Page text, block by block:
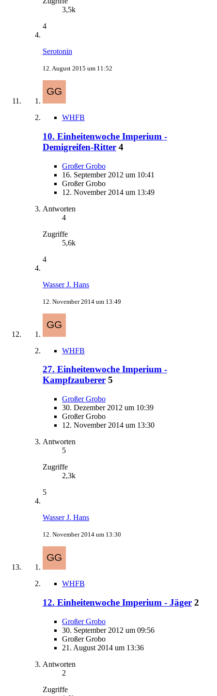
3,5k
4
Serotonin
12. August 2015 um 11:52
WHFB
10. Einheitenwoche Imperium -
Demigreifen-Ritter 4
Großer Grobo
16. September 2012 um 10:41
Großer Grobo
12. November 2014 um 13:49
Antworten
4
Zugriffe
5,6k
4
Wasser J. Hans
12. November 2014 um 13:49
WHFB
27. Einheitenwoche Imperium -
Kampfzauberer 5
Großer Grobo
30. Dezember 2012 um 10:39
Großer Grobo
12. November 2014 um 13:30
Antworten
5
Zugriffe
2,3k
5
Wasser J. Hans
12. November 2014 um 13:30
WHFB
12. Einheitenwoche Imperium - Jäger 2
Großer Grobo
30. September 2012 um 09:56
Großer Grobo
21. August 2014 um 13:36
Antworten
2
Zugriffe